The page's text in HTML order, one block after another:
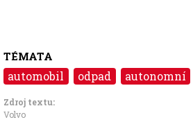
TÉMATA
automobil odpad autonomní
Zdroj textu:
Volvo